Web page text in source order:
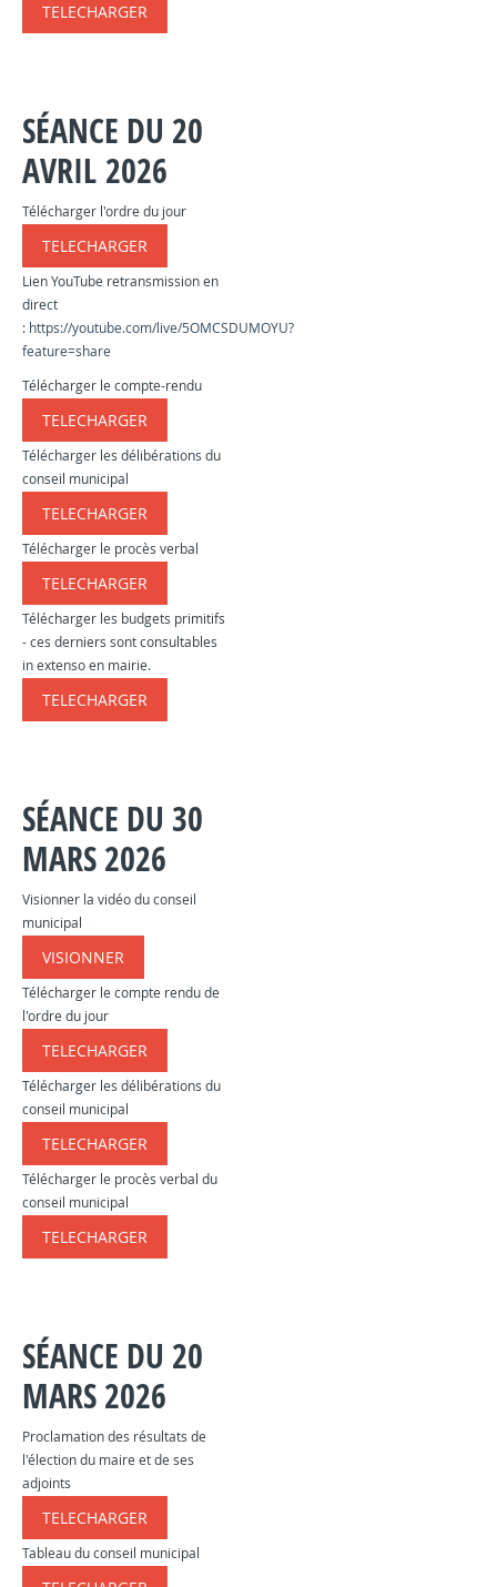
TELECHARGER
SÉANCE DU 20
AVRIL 2026
Télécharger l'ordre du jour
TELECHARGER
Lien YouTube retransmission en
direct
: https://youtube.com/live/5OMCSDUMOYU?
feature=share
Télécharger le compte-rendu
TELECHARGER
Télécharger les délibérations du
conseil municipal
TELECHARGER
Télécharger le procès verbal
TELECHARGER
Télécharger les budgets primitifs
- ces derniers sont consultables
in extenso en mairie.
TELECHARGER
SÉANCE DU 30
MARS 2026
Visionner la vidéo du conseil
municipal
VISIONNER
Télécharger le compte rendu de
l'ordre du jour
TELECHARGER
Télécharger les délibérations du
conseil municipal
TELECHARGER
Télécharger le procès verbal du
conseil municipal
TELECHARGER
SÉANCE DU 20
MARS 2026
Proclamation des résultats de
l'élection du maire et de ses
adjoints
TELECHARGER
Tableau du conseil municipal